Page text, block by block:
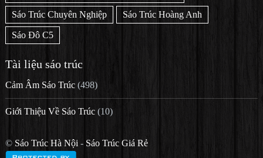
Sáo Trúc Chuyên Nghiệp Sáo Trúc Hoàng Anh
Sáo Đô C5
Tài liệu sáo trúc
Cảm Âm Sáo Trúc(498)
Giới Thiệu Về Sáo Trúc(10)
© Sáo Trúc Hà Nội - Sáo Trúc Giá Rẻ